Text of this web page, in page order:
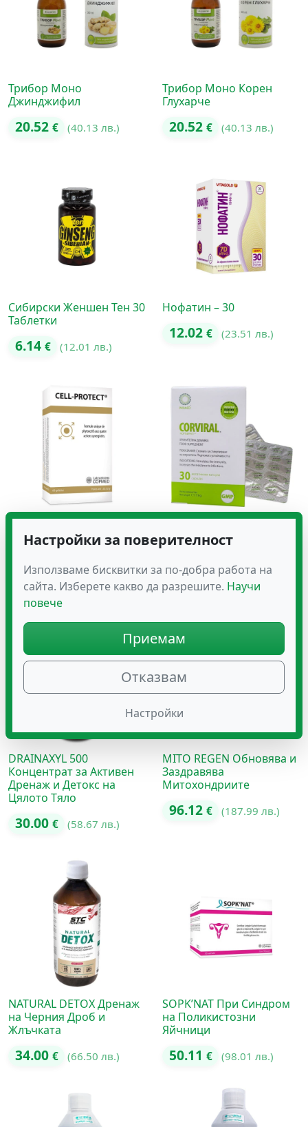
Трибор Моно
Джинджифил
20.52 € (40.13 лв.)
Трибор Моно Корен
Глухарче
20.52 € (40.13 лв.)
Сибирски Женшен Тен 30
Таблетки
6.14 € (12.01 лв.)
Нофатин – 30
12.02 € (23.51 лв.)
Клетката от Оксидативен
52.15 (102.00 лв.)
Действие
20.45€ (40.00 лв.)
DRAINAXYL 500
Концентрат за Активен
Дренаж и Детокс на
Цялото Тяло
30.00 € (58.67 лв.)
MITO REGEN Обновява и
Заздравява
Митохондриите
96.12 € (187.99 лв.)
NATURAL DETOX Дренаж
на Черния Дроб и
Жлъчката
34.00 € (66.50 лв.)
SOPK’NAT При Синдром
на Поликистозни
Яйчници
50.11 € (98.01 лв.)
Настройки за поверителност
Използваме бисквитки за по-добра работа на
сайта. Изберете какво да разрешите. Научи
повече
Приемам
Отказвам
Настройки